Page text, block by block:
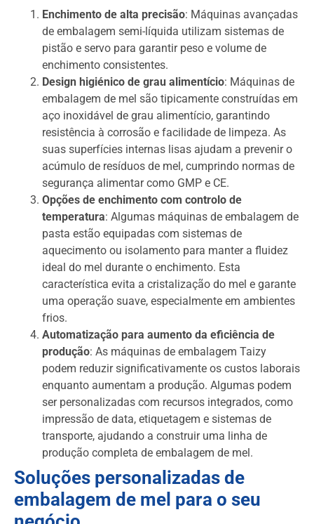
Enchimento de alta precisão: Máquinas avançadas
de embalagem semi-líquida utilizam sistemas de
pistão e servo para garantir peso e volume de
enchimento consistentes.
Design higiénico de grau alimentício: Máquinas de
embalagem de mel são tipicamente construídas em
aço inoxidável de grau alimentício, garantindo
resistência à corrosão e facilidade de limpeza. As
suas superfícies internas lisas ajudam a prevenir o
acúmulo de resíduos de mel, cumprindo normas de
segurança alimentar como GMP e CE.
Opções de enchimento com controlo de
temperatura: Algumas máquinas de embalagem de
pasta estão equipadas com sistemas de
aquecimento ou isolamento para manter a fluidez
ideal do mel durante o enchimento. Esta
característica evita a cristalização do mel e garante
uma operação suave, especialmente em ambientes
frios.
Automatização para aumento da eficiência de
produção: As máquinas de embalagem Taizy
podem reduzir significativamente os custos laborais
enquanto aumentam a produção. Algumas podem
ser personalizadas com recursos integrados, como
impressão de data, etiquetagem e sistemas de
transporte, ajudando a construir uma linha de
produção completa de embalagem de mel.
Soluções personalizadas de
embalagem de mel para o seu